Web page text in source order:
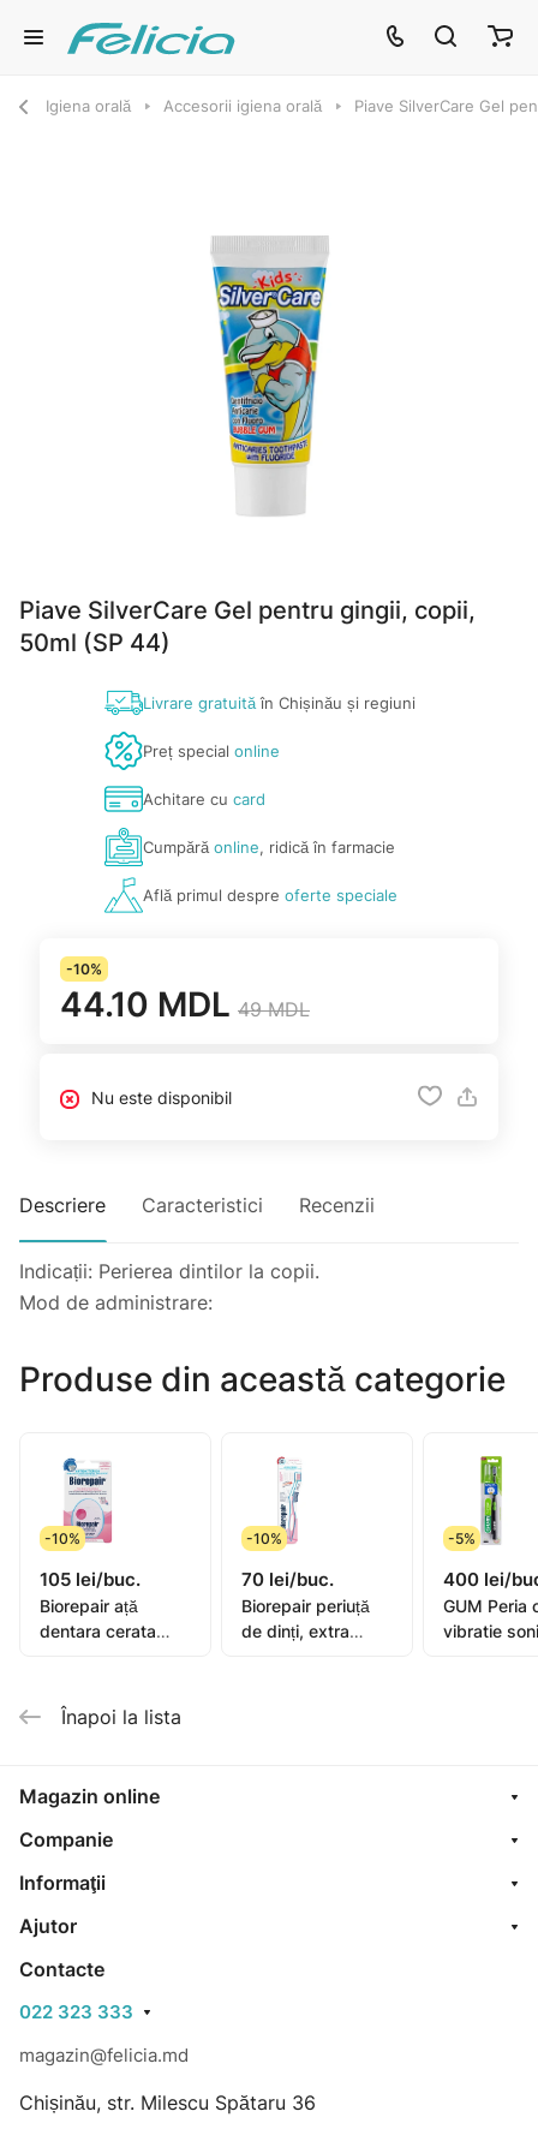
Igiena orală Accesorii igiena orală Piave SilverCare Gel
Piave SilverCare Gel pentru gingii, copii,
50ml (SP 44)
Livrare gratuităîn Chișinău și regiuni
Preț special online
Achitare cu card
Cumpărăonline, ridică în farmacie
Află primul despre oferte speciale
-10%
44.10 MDL 49 MDL
Nu este disponibil
Descriere Caracteristici Recenzii
Indicații: Perierea dintilor la copii.
Mod de administrare:
Produse din această categorie
-10%
105 lei/buc.
Biorepair ață
dentara cerata
-10%
70 lei/buc.
Biorepair periuță
de dinți, extra
-5%
400 lei/
GUM Peria
vibratie
Înapoi la lista
Magazin online
Companie
Informaţii
Ajutor
Contacte
022 323 333
magazin@felicia.md
Chișinău, str. Milescu Spătaru 36